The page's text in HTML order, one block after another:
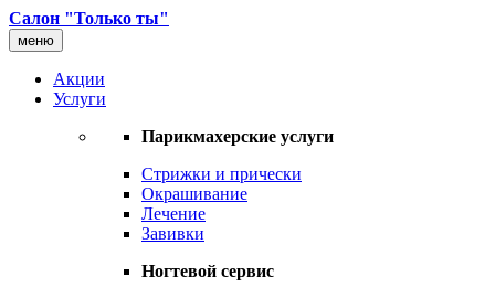
Салон "Только ты"
меню
Акции
Услуги
Парикмахерские услуги
Стрижки и прически
Окрашивание
Лечение
Завивки
Ногтевой сервис